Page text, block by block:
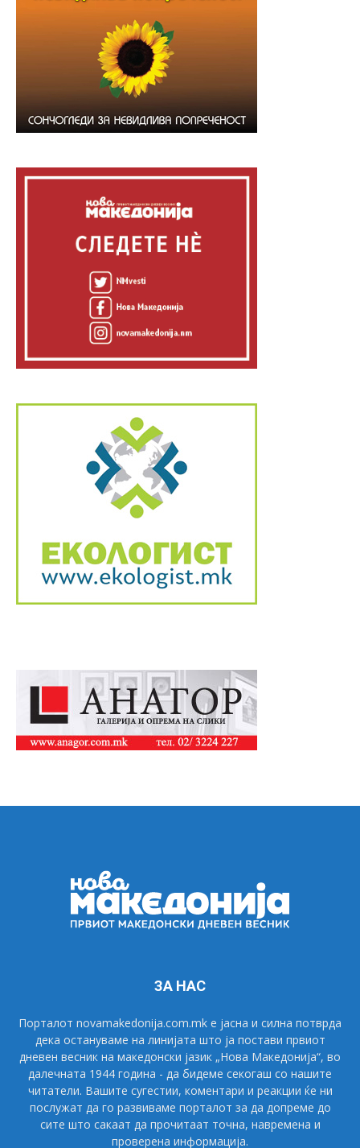
ЗА НАС
Порталот novamakedonija.com.mk е јасна и силна потврда
дека остануваме на линијата што ја постави првиот
дневен весник на македонски јазик „Нова Македонија“, во
далечната 1944 година - да бидеме секогаш со нашите
читатели. Вашите сугестии, коментари и реакции ќе ни
послужат да го развиваме порталот за да допреме до
сите што сакаат да прочитаат точна, навремена и
проверена информација.